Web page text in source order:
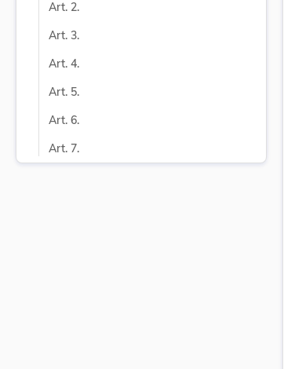
Art. 2.
Art. 3.
Art. 4.
Art. 5.
Art. 6.
Art. 7.